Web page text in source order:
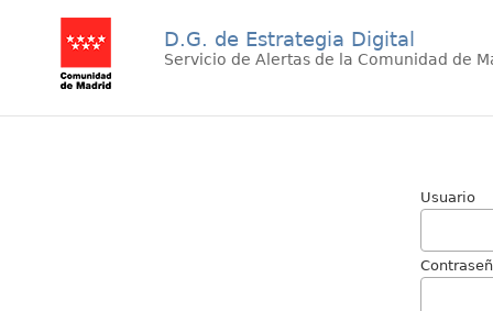
D.G. de Estrategia Digital
Servicio de Alertas de la Comunidad de
Usuario